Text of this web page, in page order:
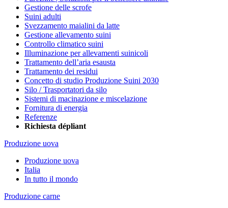
Gestione delle scrofe
Suini adulti
Svezzamento maialini da latte
Gestione allevamento suini
Controllo climatico suini
Illuminazione per allevamenti suinicoli
Trattamento dell’aria esausta
Trattamento dei residui
Concetto di studio Produzione Suini 2030
Silo / Trasportatori da silo
Sistemi di macinazione e miscelazione
Fornitura di energia
Referenze
Richiesta dépliant
Produzione uova
Produzione uova
Italia
In tutto il mondo
Produzione carne